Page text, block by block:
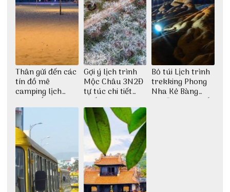
Thân gửi đến các
tín đồ mê
camping lịch
trình cắm trại
Huế tự túc 2N1Đ
chi tiết nhất
Gợi ý lịch trình
Mộc Châu 3N2Đ
tự túc chi tiết
nhất
Bỏ túi Lịch trình
trekking Phong
Nha Kẻ Bàng
3N2Đ cực chi tiết